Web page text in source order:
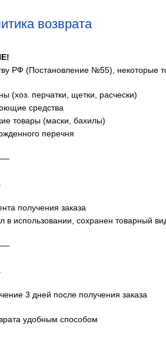
возврата
РФ (Постановление №55), некоторые
(хоз. перчатки, щетки, расчески)
средства
товары (маски, бахилы)
перечня
получения заказа
в использовании, сохранен товарный
3 дней после получения заказа
удобным способом